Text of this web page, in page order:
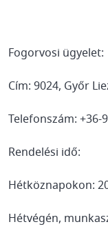
Fogorvosi ügyelet:
Cím: 9024, Győr
Telefonszám: +36-
Rendelési idő:
Hétköznapokon:
Hétvégén,